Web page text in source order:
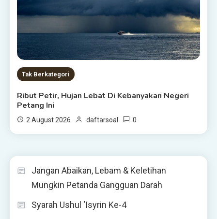
Tak Berkategori
Ribut Petir, Hujan Lebat Di Kebanyakan Negeri
Petang Ini
2 August 2026 daftarsoal 0
Jangan Abaikan, Lebam & Keletihan
Mungkin Petanda Gangguan Darah
Syarah Ushul ‘Isyrin Ke-4